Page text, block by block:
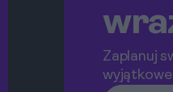
Zaplanuj